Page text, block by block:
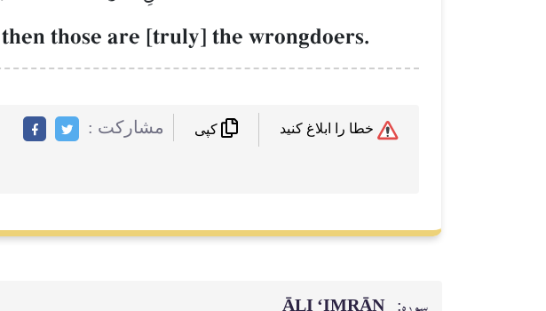
then those are [truly] the wrongdoers.
مشاركت :